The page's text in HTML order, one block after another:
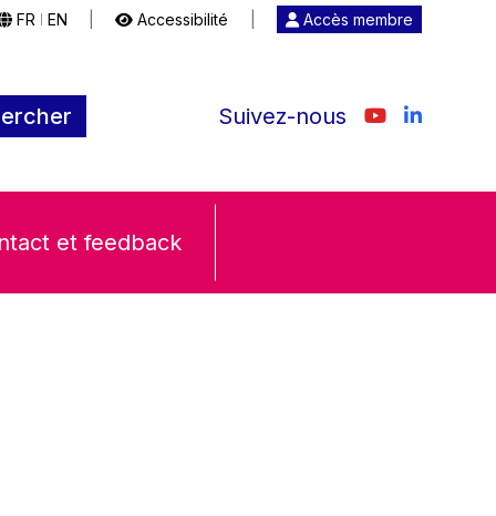
FR EN Accessibilité Accès membre
Suivez-nous
et feedback